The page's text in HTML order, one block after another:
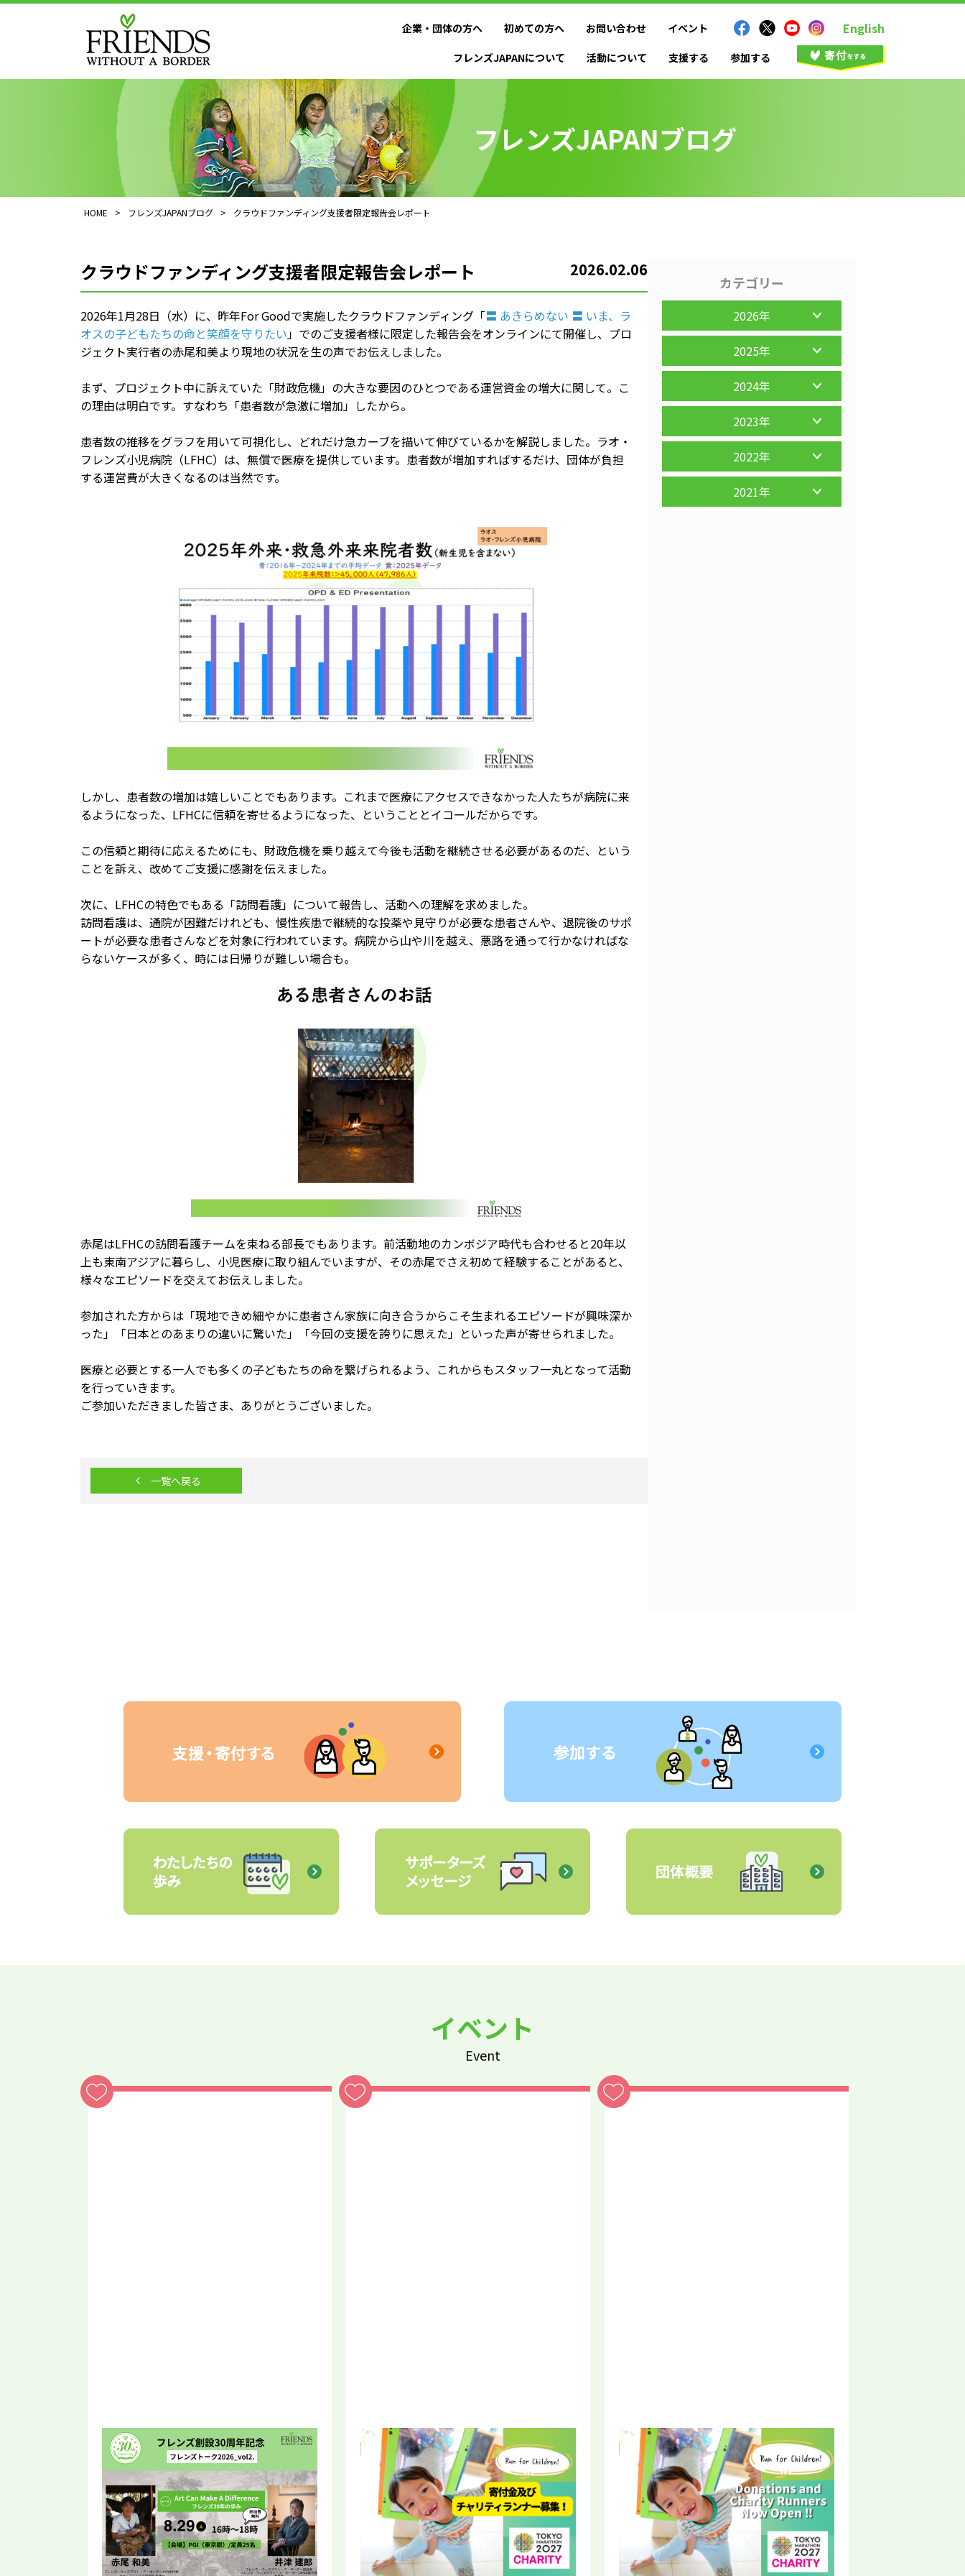
フレンズJAPANについて 活動について 支援する 参加する
企業・団体の方へ 初めての方へ お問い合わせ イベント English
フレンズJAPANブログ
HOME > フレンズJAPANブログ > クラウドファンディング支援者限定報告会レポート
クラウドファンディング支援者限定報告会レポート 2026.02.06
2026年1月28日（水）に、昨年For Goodで実施したクラウドファンディング「〓 あきらめない 〓 いま、ラ
オスの子どもたちの命と笑顔を守りたい」でのご支援者様に限定した報告会をオンラインにて開催し、プロ
ジェクト実行者の赤尾和美より現地の状況を生の声でお伝えしました。
まず、プロジェクト中に訴えていた「財政危機」の大きな要因のひとつである運営資金の増大に関して。こ
の理由は明白です。すなわち「患者数が急激に増加」したから。
患者数の推移をグラフを用いて可視化し、どれだけ急カーブを描いて伸びているかを解説しました。ラオ・
フレンズ小児病院（LFHC）は、無償で医療を提供しています。患者数が増加すればするだけ、団体が負担
する運営費が大きくなるのは当然です。
しかし、患者数の増加は嬉しいことでもあります。これまで医療にアクセスできなかった人たちが病院に来
るようになった、LFHCに信頼を寄せるようになった、ということとイコールだからです。
この信頼と期待に応えるためにも、財政危機を乗り越えて今後も活動を継続させる必要があるのだ、という
ことを訴え、改めてご支援に感謝を伝えました。
次に、LFHCの特色でもある「訪問看護」について報告し、活動への理解を求めました。
訪問看護は、通院が困難だけれども、慢性疾患で継続的な投薬や見守りが必要な患者さんや、退院後のサポ
ートが必要な患者さんなどを対象に行われています。病院から山や川を越え、悪路を通って行かなければな
らないケースが多く、時には日帰りが難しい場合も。
赤尾はLFHCの訪問看護チームを束ねる部長でもあります。前活動地のカンボジア時代も合わせると20年以
上も東南アジアに暮らし、小児医療に取り組んでいますが、その赤尾でさえ初めて経験することがあると、
様々なエピソードを交えてお伝えしました。
参加された方からは「現地できめ細やかに患者さん家族に向き合うからこそ生まれるエピソードが興味深か
った」「日本とのあまりの違いに驚いた」「今回の支援を誇りに思えた」といった声が寄せられました。
医療と必要とする一人でも多くの子どもたちの命を繋げられるよう、これからもスタッフ一丸となって活動
を行っていきます。
ご参加いただきました皆さま、ありがとうございました。
一覧へ戻る
カテゴリー
2026年
2025年
2024年
2023年
2022年
2021年
イベント
Event